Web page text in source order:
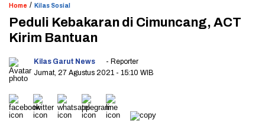
Home / Kilas Sosial
Peduli Kebakaran di Cimuncang, ACT
Kirim Bantuan
Kilas Garut News
- Reporter
Jumat, 27 Agustus 2021 - 15:10 WIB